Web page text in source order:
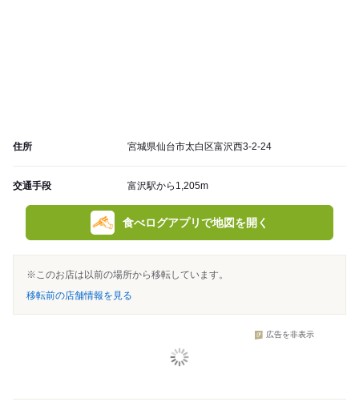
住所 宮城県仙台市太白区富沢西3-2-24
交通手段 富沢駅から1,205m
食べログアプリで地図を開く
※このお店は以前の場所から移転しています。
移転前の店舗情報を見る
広告を非表示